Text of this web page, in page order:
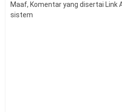
Maaf, Komentar yang disertai Link
sistem